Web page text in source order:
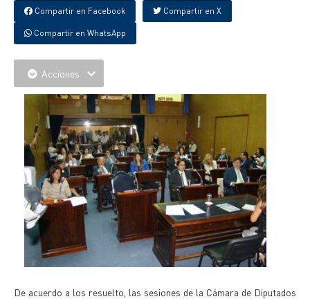
Compartir en Facebook Compartir en X
Compartir en WhatsApp
Acciones
De acuerdo a los resuelto, las sesiones de la Cámara de Diputados